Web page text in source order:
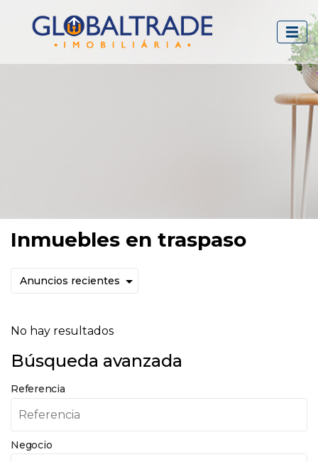
Inmuebles en traspaso
No hay resultados
Búsqueda avanzada
Referencia
Negocio